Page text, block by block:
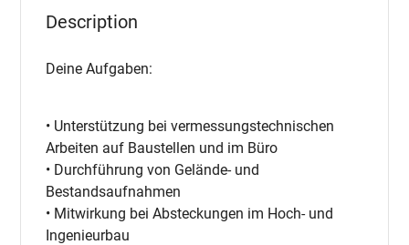
Description
Deine Aufgaben:
• Unterstützung bei vermessungstechnischen
Arbeiten auf Baustellen und im Büro
• Durchführung von Gelände- und
Bestandsaufnahmen
• Mitwirkung bei Absteckungen im Hoch- und
Ingenieurbau